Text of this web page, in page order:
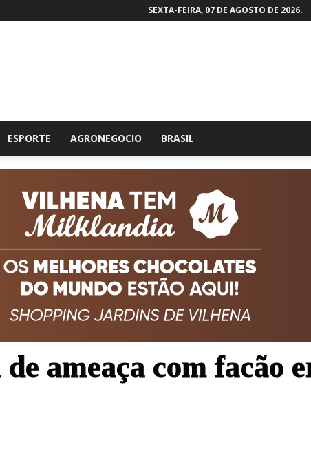
SEXTA-FEIRA, 07 DE AGOSTO DE 2026.
ESPORTE AGRONEGOCIO BRASIL
ameaça com facão